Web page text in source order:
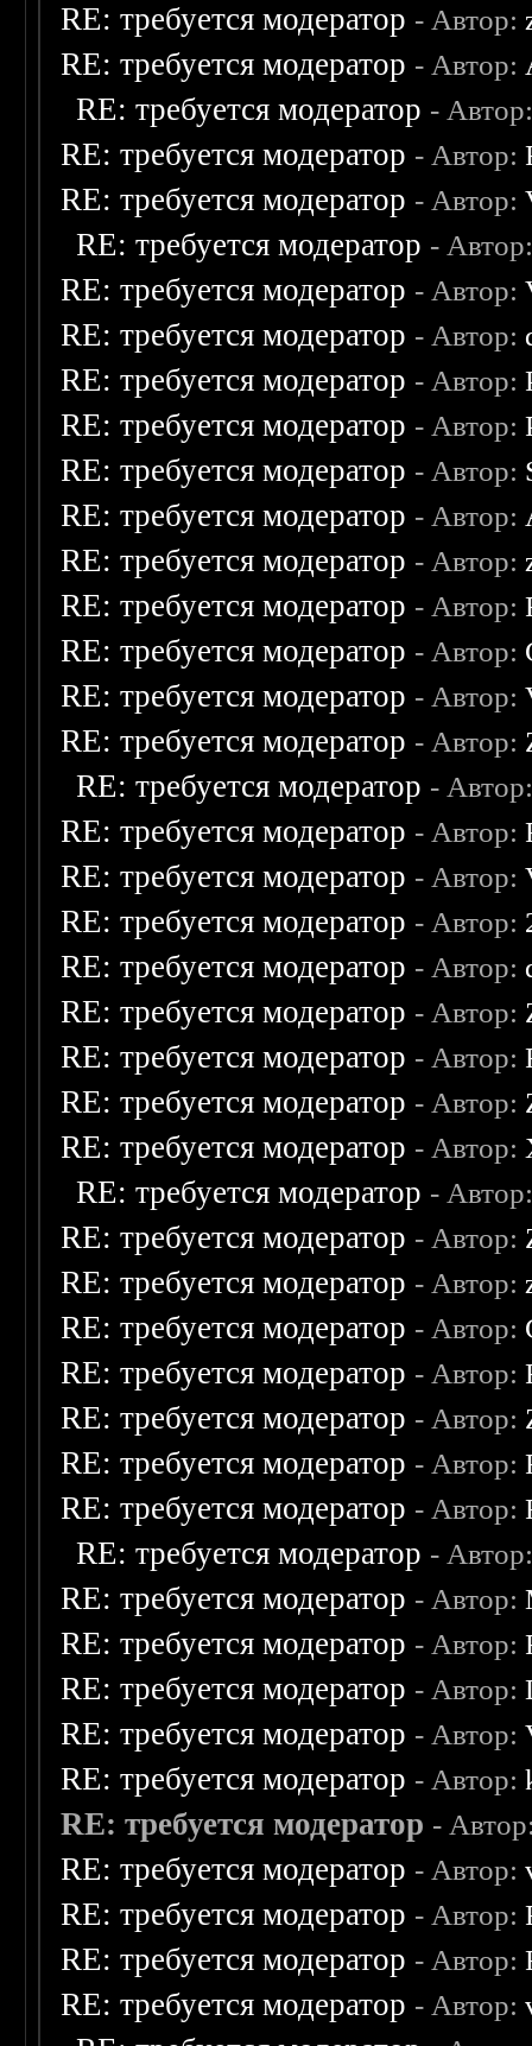
RE: требуется модератор - Автор:
RE: требуется модератор - Автор:
RE: требуется модератор -
RE: требуется модератор - Автор:
RE: требуется модератор - Автор:
RE: требуется модератор -
RE: требуется модератор - Автор:
RE: требуется модератор - Автор:
RE: требуется модератор - Автор:
RE: требуется модератор - Автор:
RE: требуется модератор - Автор:
RE: требуется модератор - Автор:
RE: требуется модератор - Автор:
RE: требуется модератор - Автор:
RE: требуется модератор - Автор:
RE: требуется модератор - Автор:
RE: требуется модератор - Автор:
RE: требуется модератор -
RE: требуется модератор - Автор:
RE: требуется модератор - Автор:
RE: требуется модератор - Автор:
RE: требуется модератор - Автор:
RE: требуется модератор - Автор:
RE: требуется модератор - Автор:
RE: требуется модератор - Автор:
RE: требуется модератор - Автор:
RE: требуется модератор -
RE: требуется модератор - Автор:
RE: требуется модератор - Автор:
RE: требуется модератор - Автор:
RE: требуется модератор - Автор:
RE: требуется модератор - Автор:
RE: требуется модератор - Автор:
RE: требуется модератор - Автор:
RE: требуется модератор -
RE: требуется модератор - Автор:
RE: требуется модератор - Автор:
RE: требуется модератор - Автор:
RE: требуется модератор - Автор:
RE: требуется модератор - Автор:
RE: требуется модератор -
RE: требуется модератор - Автор:
RE: требуется модератор - Автор:
RE: требуется модератор - Автор:
RE: требуется модератор - Автор: